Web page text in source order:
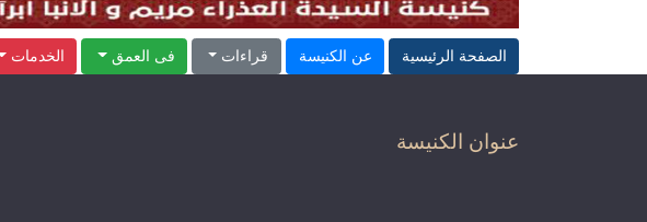
الصفحة الرئيسية عن الكنيسة قراءات فى العمق الخدمات
عنوان الكنيسة